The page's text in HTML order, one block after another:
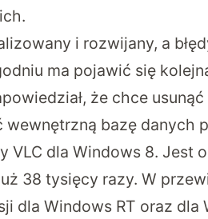
i rozwijany, a
ma pojawić się
że chce
bazę danych
VLC dla Windows 8. Jest
38 tysięcy razy. W
dla Windows RT oraz dla